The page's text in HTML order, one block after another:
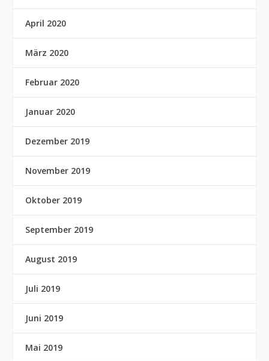
April 2020
März 2020
Februar 2020
Januar 2020
Dezember 2019
November 2019
Oktober 2019
September 2019
August 2019
Juli 2019
Juni 2019
Mai 2019